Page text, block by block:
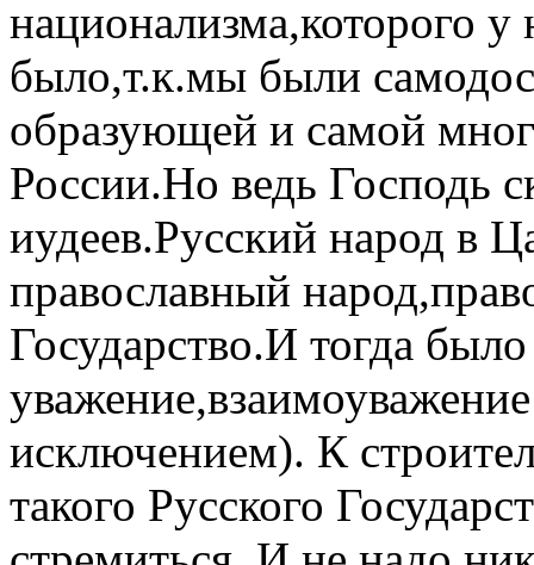
национализма,которого
было,т.к.мы были
образующей и самой
России.Но ведь Господь
иудеев.Русский народ в
православный
Государство.И тогда
исключением). К
такого Русского